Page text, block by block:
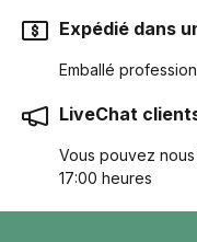
Expédié dans
Emballé
LiveChat
Vous pouvez
17:00 heures